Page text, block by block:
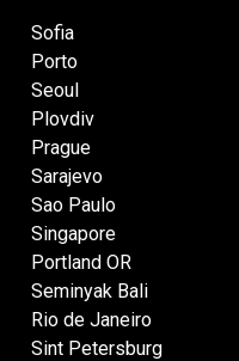
Sofia
Porto
Seoul
Plovdiv
Prague
Sarajevo
Sao Paulo
Singapore
Portland OR
Seminyak Bali
Rio de Janeiro
Sint Petersburg